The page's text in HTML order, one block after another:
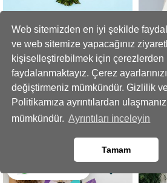
Web sitemizden en iyi şekilde
ve web sitemize yapacağınız
kişiselleştirebilmek için çerezlerden
faydalanmaktayız. Çerez
değiştirmeniz mümkündür. Gizlilik
Politikamıza ayrıntılardan ulaşmanız
mümkündür. Ayrıntıları inceleyin
Tamam
4999,99 TL
GÖNDER
Doğum Günü Hediyesi Blue
Elegance Mavi Orkide